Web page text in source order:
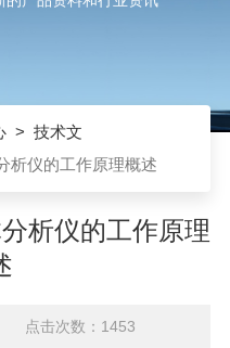
> 技术文
析仪的工作原理概述
析仪的工作原理
点击次数：1453